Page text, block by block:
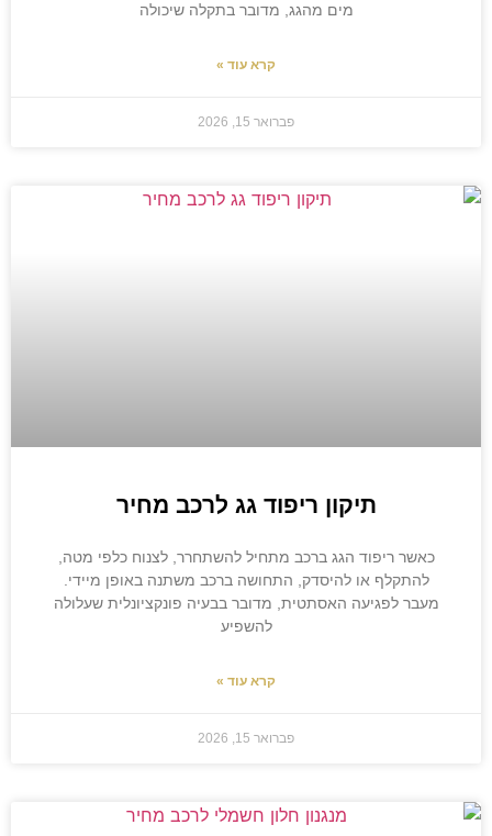
מים מהגג, מדובר בתקלה שיכולה
קרא עוד »
פברואר 15, 2026
תיקון ריפוד גג לרכב מחיר
כאשר ריפוד הגג ברכב מתחיל להשתחרר, לצנוח כלפי מטה,
להתקלף או להיסדק, התחושה ברכב משתנה באופן מיידי.
מעבר לפגיעה האסתטית, מדובר בבעיה פונקציונלית שעלולה
להשפיע
קרא עוד »
פברואר 15, 2026